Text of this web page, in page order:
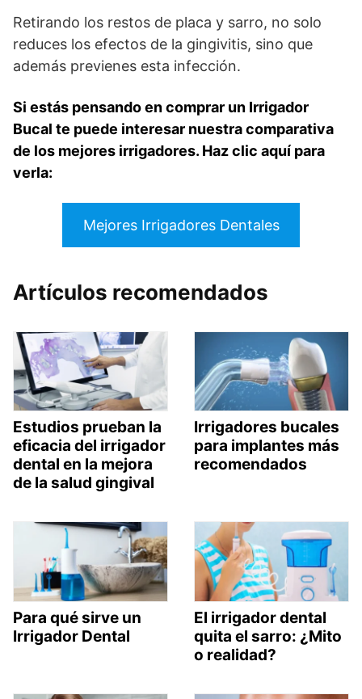
Retirando los restos de placa y sarro, no solo
reduces los efectos de la gingivitis, sino que
además previenes esta infección.
Si estás pensando en comprar un Irrigador
Bucal te puede interesar nuestra comparativa
de los mejores irrigadores. Haz clic aquí para
verla:
Mejores Irrigadores Dentales
Artículos recomendados
Estudios prueban la
eficacia del irrigador
dental en la mejora
de la salud gingival
Irrigadores bucales
para implantes más
recomendados
Para qué sirve un
Irrigador Dental
El irrigador dental
quita el sarro: ¿Mito
o realidad?